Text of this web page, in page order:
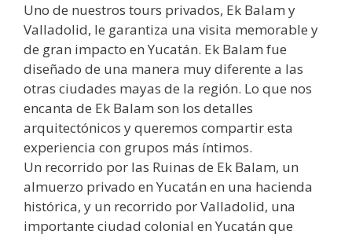
Uno de nuestros tours privados, Ek Balam y
Valladolid, le garantiza una visita memorable y
de gran impacto en Yucatán. Ek Balam fue
diseñado de una manera muy diferente a las
otras ciudades mayas de la región. Lo que nos
encanta de Ek Balam son los detalles
arquitectónicos y queremos compartir esta
experiencia con grupos más íntimos.
Un recorrido por las Ruinas de Ek Balam, un
almuerzo privado en Yucatán en una hacienda
histórica, y un recorrido por Valladolid, una
importante ciudad colonial en Yucatán que